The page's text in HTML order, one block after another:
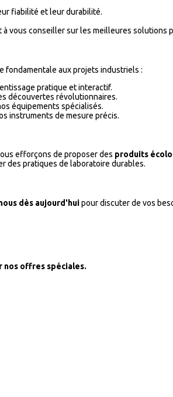
fiabilité et leur durabilité.
vous conseiller sur les meilleures solutions
fondamentale aux projets industriels :
pratique et interactif.
découvertes révolutionnaires.
équipements spécialisés.
instruments de mesure précis.
efforçons de proposer des produits
des pratiques de laboratoire durables.
dès aujourd'huipour discuter de vos
offres spéciales.